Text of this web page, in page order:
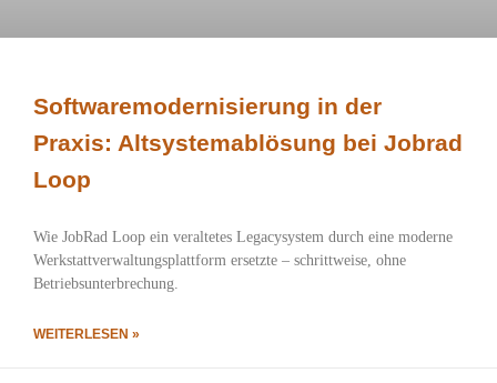
Softwaremodernisierung in der
Praxis: Altsystemablösung bei Jobrad
Loop
Wie JobRad Loop ein veraltetes Legacysystem durch eine moderne
Werkstattverwaltungsplattform ersetzte – schrittweise, ohne
Betriebsunterbrechung.
WEITERLESEN »